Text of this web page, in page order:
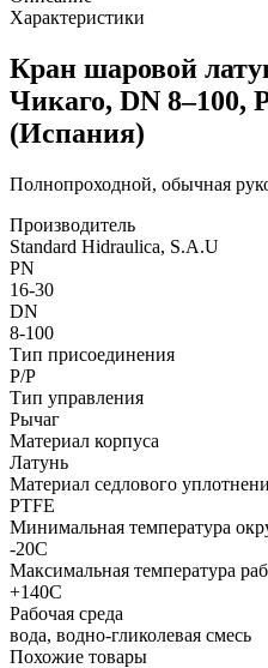
Характеристики
Кран шаровой
Чикаго, DN 8–100,
(Испания)
Полнопроходной, обычная
Производитель
Standard Hidraulica, S.A.U
PN
16-30
DN
8-100
Тип присоединения
Р/Р
Тип управления
Рычаг
Материал корпуса
Латунь
Материал седлового
PTFE
Минимальная температура
-20С
Максимальная температура
+140C
Рабочая среда
вода, водно-гликолевая смесь
Похожие товары